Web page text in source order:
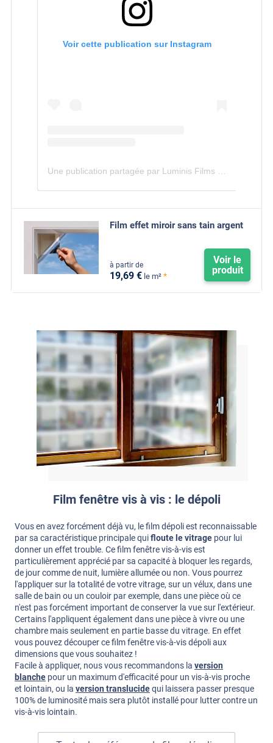
Voir cette publication sur Instagram
Une publication partagée par Luminis Films (@luminis.films)
Film effet miroir sans tain argent
à partir de
19,69 € le m² *
Voir le
produit
Film fenêtre vis à vis : le dépoli
Vous en avez forcément déjà vu, le film dépoli est reconnaissable
par sa caractéristique principale quifloute le vitrage pour lui
donner un effet trouble. Ce film fenêtre vis-à-vis est
particulièrement apprécié par sa capacité à bloquer les regards,
de jour comme de nuit, lumière allumée ou non. Vous pourrez
l'appliquer sur la totalité de votre vitrage, sur un vélux, dans une
salle de bain ou un couloir par exemple, dans une pièce où ce
n'est pas forcément important de conserver la vue sur l'extérieur.
Certains l'appliquent également dans une pièce à vivre ou une
chambre mais seulement en partie basse du vitrage. En effet
vous pouvez découper ce film fenêtre vis-à-vis dépoli aux
dimensions que vous souhaitez !
Facile à appliquer, nous vous recommandons la version
blanche pour un maximum d'efficacité pour un vis-à-vis proche
et lointain, ou la version translucidequi laissera passer presque
100% de luminosité mais sera plutôt installé pour lutter contre un
vis-à-vis lointain.